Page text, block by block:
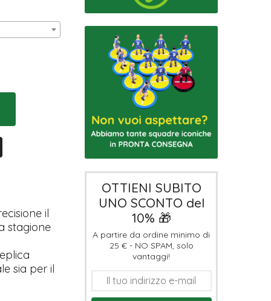
il
stagione
sia per il
OTTIENI SUBITO
UNO SCONTO del
10% 🎁
A partire da ordine minimo di
25 € - NO SPAM, solo
vantaggi!